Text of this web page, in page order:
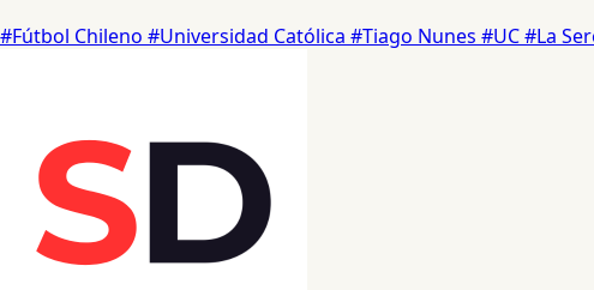
#Fútbol Chileno #Universidad Católica #Tiago Nunes #UC#La